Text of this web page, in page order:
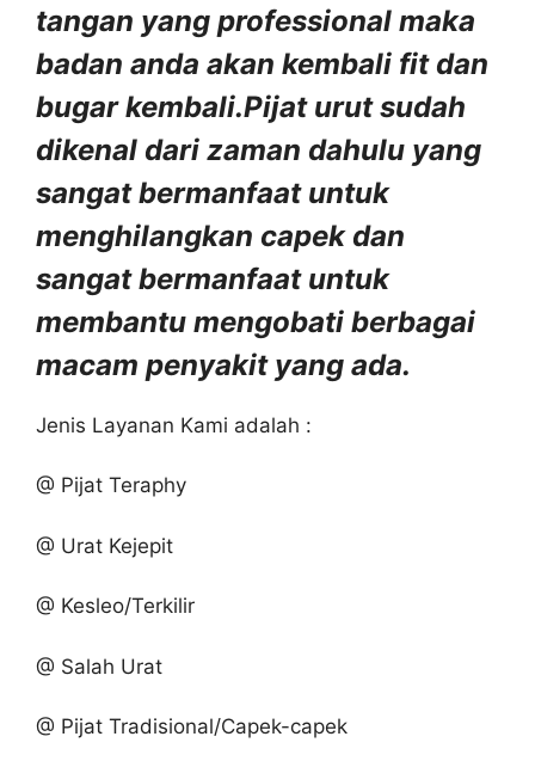
tangan yang professional maka
badan anda akan kembali fit dan
bugar kembali.Pijat urut sudah
dikenal dari zaman dahulu yang
sangat bermanfaat untuk
menghilangkan capek dan
sangat bermanfaat untuk
membantu mengobati berbagai
macam penyakit yang ada.
Jenis Layanan Kami adalah :
@ Pijat Teraphy
@ Urat Kejepit
@ Kesleo/Terkilir
@ Salah Urat
@ Pijat Tradisional/Capek-capek